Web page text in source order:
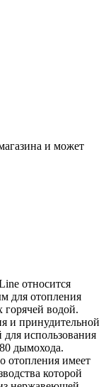
и может
относится
для отопления
водой.
и принудительной
использования
дымохода.
отопления имеет
которой